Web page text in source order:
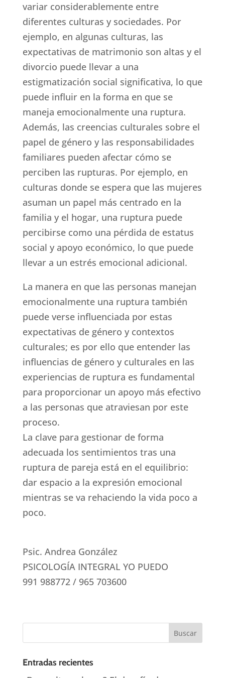
variar considerablemente entre
diferentes culturas y sociedades. Por
ejemplo, en algunas culturas, las
expectativas de matrimonio son altas y el
divorcio puede llevar a una
estigmatización social significativa, lo que
puede influir en la forma en que se
maneja emocionalmente una ruptura.
Además, las creencias culturales sobre el
papel de género y las responsabilidades
familiares pueden afectar cómo se
perciben las rupturas. Por ejemplo, en
culturas donde se espera que las mujeres
asuman un papel más centrado en la
familia y el hogar, una ruptura puede
percibirse como una pérdida de estatus
social y apoyo económico, lo que puede
llevar a un estrés emocional adicional.
La manera en que las personas manejan
emocionalmente una ruptura también
puede verse influenciada por estas
expectativas de género y contextos
culturales; es por ello que entender las
influencias de género y culturales en las
experiencias de ruptura es fundamental
para proporcionar un apoyo más efectivo
a las personas que atraviesan por este
proceso.
La clave para gestionar de forma
adecuada los sentimientos tras una
ruptura de pareja está en el equilibrio:
dar espacio a la expresión emocional
mientras se va rehaciendo la vida poco a
poco.
Psic. Andrea González
PSICOLOGÍA INTEGRAL YO PUEDO
991 988772 / 965 703600
Entradas recientes